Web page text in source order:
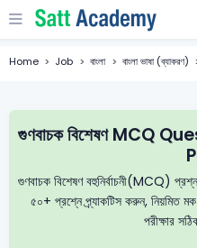
Home Job বাংলা বাংলা ভাষা (ব্যাকরণ)
গুণবাচক বিশেষণ MCQ
গুণবাচক বিশেষণ বহুনির্বাচনী(MCQ)
৫০+ প্রশ্নে প্র্যাকটিস করুন, নিয়মিত
পরীক্ষার